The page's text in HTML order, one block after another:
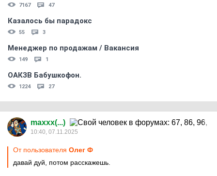
7167 47
Казалось бы парадокс
55 3
Менеджер по продажам / Вакансия
149 1
ОАКЗВ Бабушкофон.
1224 27
maxxx(...)
10:40, 07.11.2025
От пользователя Олег Ф
давай дуй, потом расскажешь.